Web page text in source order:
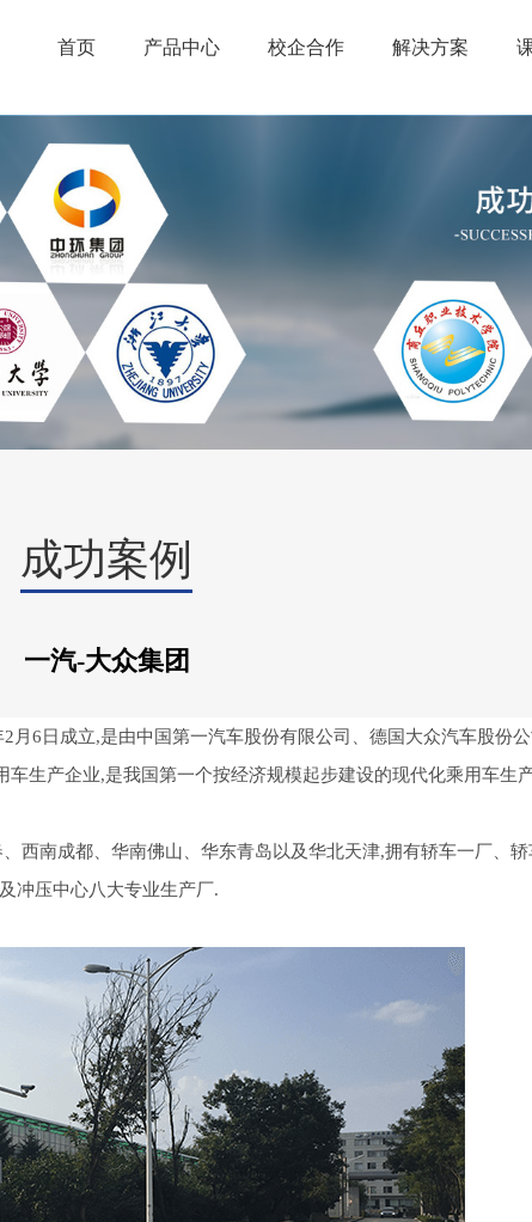
首页 产品中心 校企合作 解决方案
成功案例
一汽-大众集团
日成立,是由中国第一汽车股份有限公司、德国大众汽车股份
生产企业,是我国第一个按经济规模起步建设的现代化乘用车生
西南成都、华南佛山、华东青岛以及华北天津,拥有轿车一厂、
冲压中心八大专业生产厂.